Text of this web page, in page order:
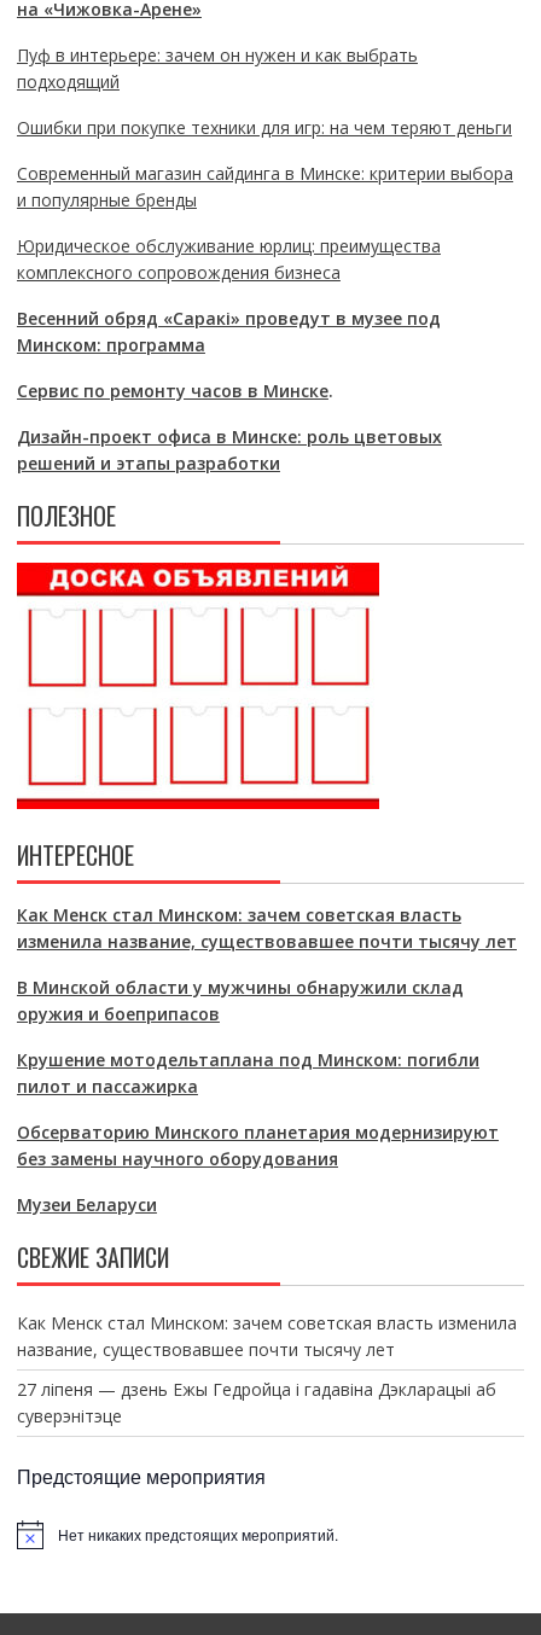
на «Чижовка-Арене»
Пуф в интерьере: зачем он нужен и как выбрать
подходящий
Ошибки при покупке техники для игр: на чем теряют деньги
Современный магазин сайдинга в Минске: критерии выбора
и популярные бренды
Юридическое обслуживание юрлиц: преимущества
комплексного сопровождения бизнеса
Весенний обряд «Саракі» проведут в музее под
Минском: программа
Сервис по ремонту часов в Минске.
Дизайн-проект офиса в Минске: роль цветовых
решений и этапы разработки
ПОЛЕЗНОЕ
ИНТЕРЕСНОЕ
Как Менск стал Минском: зачем советская власть
изменила название, существовавшее почти тысячу лет
В Минской области у мужчины обнаружили склад
оружия и боеприпасов
Крушение мотодельтаплана под Минском: погибли
пилот и пассажирка
Обсерваторию Минского планетария модернизируют
без замены научного оборудования
Музеи Беларуси
СВЕЖИЕ ЗАПИСИ
Как Менск стал Минском: зачем советская власть изменила
название, существовавшее почти тысячу лет
27 ліпеня — дзень Ежы Гедройца і гадавіна Дэкларацыі аб
суверэнітэце
Предстоящие мероприятия
т
Нет никаких предстоящих мероприятий.